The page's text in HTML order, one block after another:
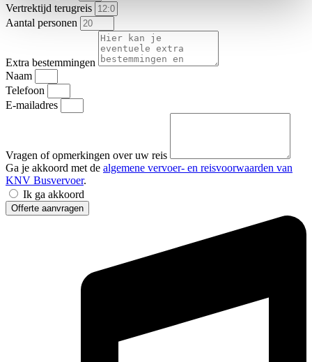
Vertrektijd terugreis
Aantal personen
Extra bestemmingen
Naam
Telefoon
E-mailadres
Vragen of opmerkingen over uw reis
Ga je akkoord met de algemene vervoer- en reisvoorwaarden van
KNV Busvervoer.
Ik ga akkoord
Offerte aanvragen